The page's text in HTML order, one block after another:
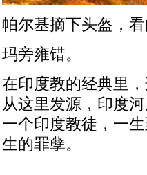
帕尔基摘下头盔，看
玛旁雍错。
在印度教的经典里
从这里发源，印度
一个印度教徒，一
生的罪孽。